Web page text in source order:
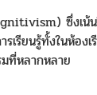
ซึ่งเน้นให้
เรียนรู้ทั้งในห้
ที่หลากหลาย